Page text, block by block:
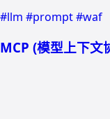
#llm #prompt#waf
MCP (模型上下文